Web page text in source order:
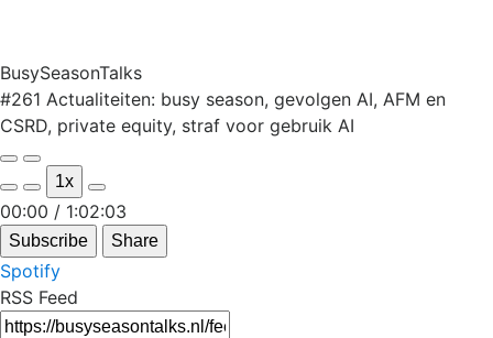
BusySeasonTalks
#261 Actualiteiten: busy season, gevolgen AI, AFM en
CSRD, private equity, straf voor gebruik AI
Episode
Pause
Episode
Mute/Unmute
Episode
Rewind
10
Seconds
1x
Forward
30
00:00 / 1:02:03
Subscribe Share
Spotify
RSS Feed